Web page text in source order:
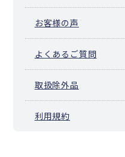
お客様の声
よくあるご質問
取扱除外品
利用規約